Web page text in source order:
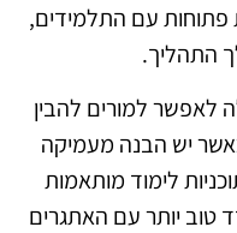
פתוחות עם התלמידים,
התהליך.
לאפשר למורים להבין
יש הבנה מעמיקה
לימוד מותאמות
טוב יותר עם האתגרים